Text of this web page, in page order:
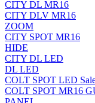
CITY DL MR16
CITY DLV MR16
ZOOM
CITY SPOT MR16
HIDE
CITY DL LED
DL LED
COLT SPOT LED
COLT SPOT MR16